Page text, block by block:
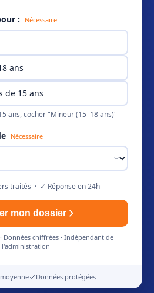
: Nécessaire
ans
de 15 ans
ans, cocher "Mineur (15–18 ans)"
Nécessaire
traités · ✓ Réponse en 24h
mon dossier
Données chiffrées · Indépendant de
l'administration
Données protégées